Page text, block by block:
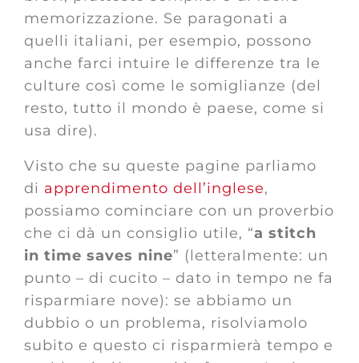
memorizzazione. Se paragonati a
quelli italiani, per esempio, possono
anche farci intuire le differenze tra le
culture così come le somiglianze (del
resto, tutto il mondo è paese, come si
usa dire).
Visto che su queste pagine parliamo
di apprendimento dell’inglese,
possiamo cominciare con un proverbio
che ci dà un consiglio utile, “a stitch
in time saves nine” (letteralmente: un
punto – di cucito – dato in tempo ne fa
risparmiare nove): se abbiamo un
dubbio o un problema, risolviamolo
subito e questo ci risparmierà tempo e